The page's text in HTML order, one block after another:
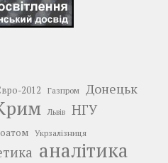
2012 Газпром Донецьк
Львів
НГУ
Укрзалізниця
аналітика